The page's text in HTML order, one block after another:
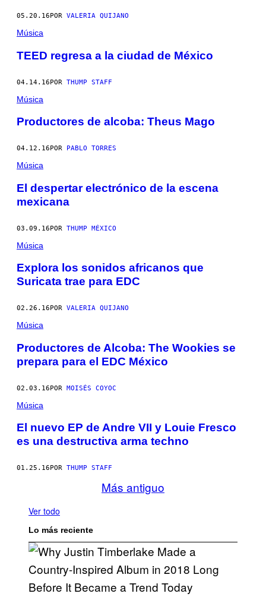
05.20.16 POR VALERIA QUIJANO
Música
TEED regresa a la ciudad de México
04.14.16POR THUMP STAFF
Música
Productores de alcoba: Theus Mago
04.12.16 POR PABLO TORRES
Música
El despertar electrónico de la escena
mexicana
03.09.16POR THUMP MÉXICO
Música
Explora los sonidos africanos que
Suricata trae para EDC
02.26.16 POR VALERIA QUIJANO
Música
Productores de Alcoba: The Wookies se
prepara para el EDC México
02.03.16POR MOISÉS COYOC
Música
El nuevo EP de Andre VII y Louie Fresco
es una destructiva arma techno
01.25.16 POR THUMP STAFF
Más antiguo
Ver todo
Lo más reciente